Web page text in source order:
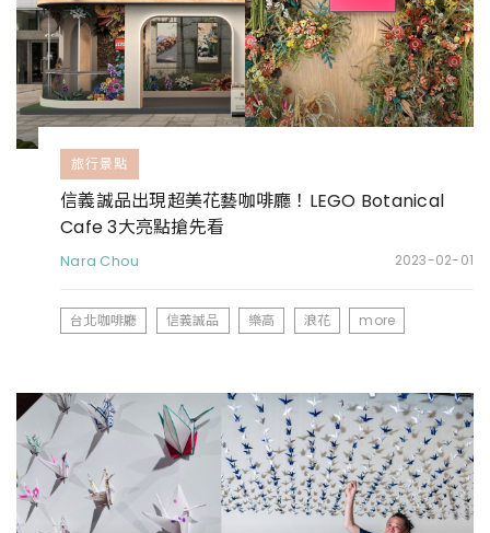
旅行景點
信義誠品出現超美花藝咖啡廳！LEGO Botanical
Cafe 3大亮點搶先看
Nara Chou 2023-02-01
台北咖啡廳 信義誠品 樂高 浪花 more